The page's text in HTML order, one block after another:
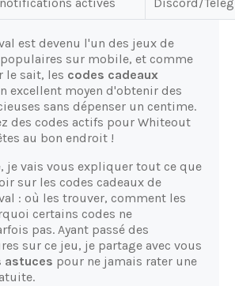
notifications actives
Discord/
est devenu l'un des jeux de
sur mobile, et comme
le sait, les codes cadeaux
excellent moyen d'obtenir des
sans dépenser un centime.
des codes actifs pour Whiteout
au bon endroit !
je vais vous expliquer tout ce que
sur les codes cadeaux de
: où les trouver, comment les
certains codes ne
pas. Ayant passé des
sur ce jeu, je partage avec vous
astuces pour ne jamais rater une